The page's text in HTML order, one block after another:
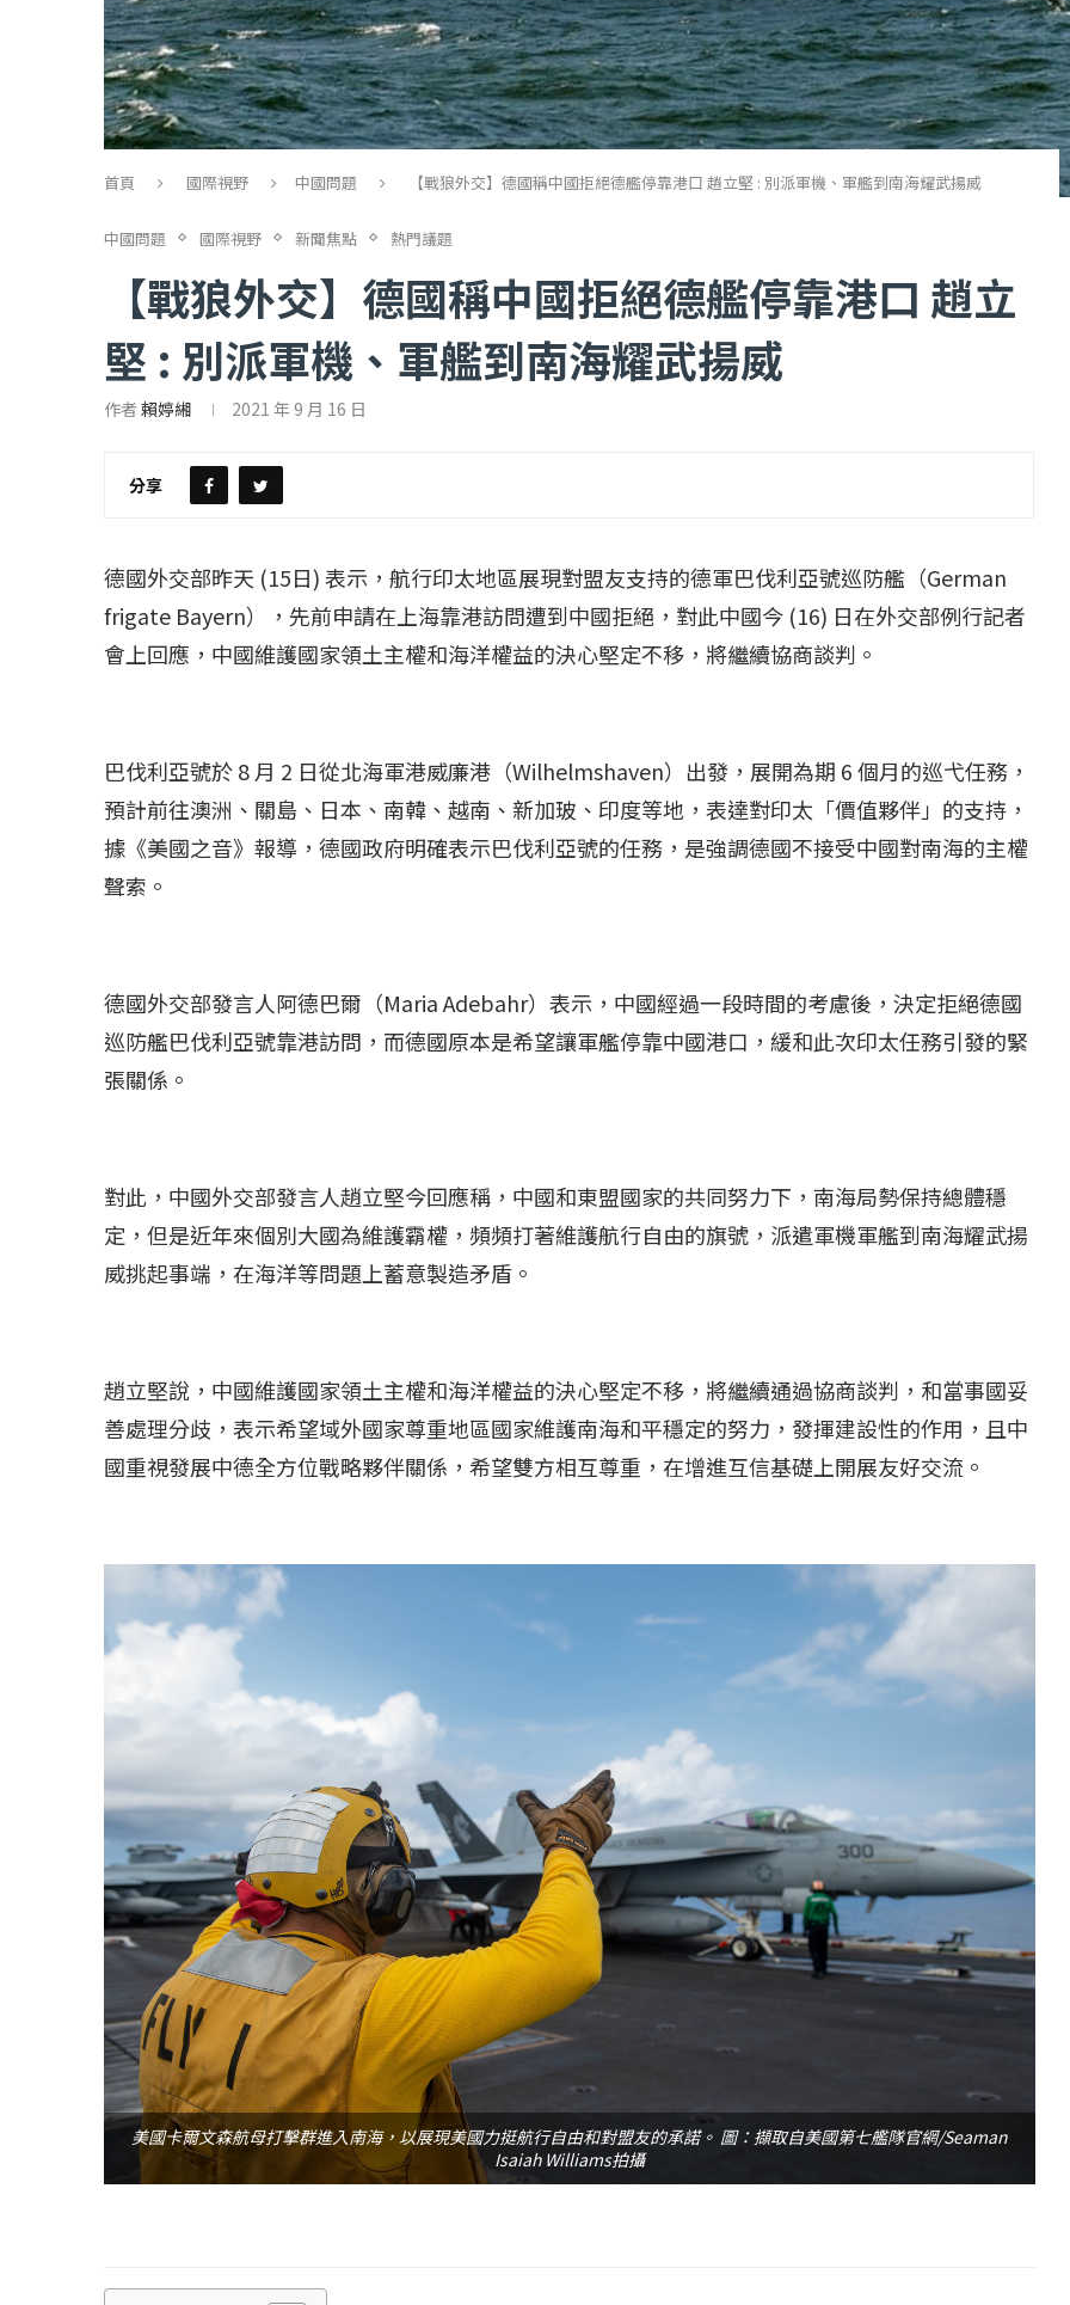
首頁 國際視野 中國問題 【戰狼外交】德國稱中國拒絕德艦停靠港口 趙立堅 : 別派軍機、軍艦到南海耀武揚威
中國問題 國際視野 新聞焦點 熱門議題
【戰狼外交】德國稱中國拒絕德艦停靠港口 趙立
堅 : 別派軍機、軍艦到南海耀武揚威
作者 賴婷緗 2021 年 9 月 16 日
分享
德國外交部昨天 (15日) 表示，航行印太地區展現對盟友支持的德軍巴伐利亞號巡防艦（German
frigate Bayern），先前申請在上海靠港訪問遭到中國拒絕，對此中國今 (16) 日在外交部例行記者
會上回應，中國維護國家領土主權和海洋權益的決心堅定不移，將繼續協商談判。
巴伐利亞號於 8 月 2 日從北海軍港威廉港（Wilhelmshaven）出發，展開為期 6 個月的巡弋任務，
預計前往澳洲、關島、日本、南韓、越南、新加玻、印度等地，表達對印太「價值夥伴」的支持，
據《美國之音》報導，德國政府明確表示巴伐利亞號的任務，是強調德國不接受中國對南海的主權
聲索。
德國外交部發言人阿德巴爾（Maria Adebahr）表示，中國經過一段時間的考慮後，決定拒絕德國
巡防艦巴伐利亞號靠港訪問，而德國原本是希望讓軍艦停靠中國港口，緩和此次印太任務引發的緊
張關係。
對此，中國外交部發言人趙立堅今回應稱，中國和東盟國家的共同努力下，南海局勢保持總體穩
定，但是近年來個別大國為維護霸權，頻頻打著維護航行自由的旗號，派遣軍機軍艦到南海耀武揚
威挑起事端，在海洋等問題上蓄意製造矛盾。
趙立堅說，中國維護國家領土主權和海洋權益的決心堅定不移，將繼續通過協商談判，和當事國妥
善處理分歧，表示希望域外國家尊重地區國家維護南海和平穩定的努力，發揮建設性的作用，且中
國重視發展中德全方位戰略夥伴關係，希望雙方相互尊重，在增進互信基礎上開展友好交流。
美國卡爾文森航母打擊群進入南海，以展現美國力挺航行自由和對盟友的承諾。 圖：擷取自美國第七艦隊官網/Seaman
Isaiah Williams拍攝